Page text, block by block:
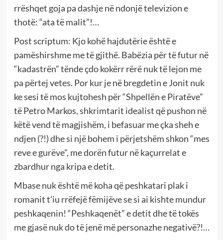
rrëshqet goja pa dashje në ndonjë televizion e
thotë: “ata të malit”!…
Post scriptum: Kjo kohë hajdutërie është e
pamëshirshme me të gjithë. Babëzia për të futur në
“kadastrën” tënde çdo kokërr rërë nuk të lejon me
pa përtej vetes. Por kur je në bregdetin e Jonit nuk
ke sesi të mos kujtohesh për “Shpellën e Piratëve”
të Petro Markos, shkrimtarit idealist që pushon në
këtë vend të magjishëm, i befasuar me çka sheh e
ndjen (?!) dhe si një bohem i përjetshëm shkon “mes
reve e gurëve”, me dorën futur në kaçurrelat e
zbardhur nga kripa e detit.
Mbase nuk është më koha që peshkatari plak i
romanit t’iu rrëfejë fëmijëve se si ai kishte mundur
peshkaqenin! “Peshkaqenët” e detit dhe të tokës
me gjasë nuk do të jenë më personazhe negativë?!…